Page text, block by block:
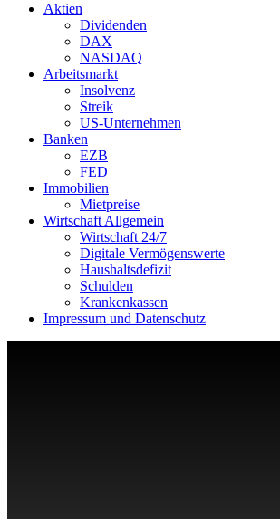
Aktien
Dividenden
DAX
NASDAQ
Arbeitsmarkt
Insolvenz
Streik
US-Unternehmen
Banken
EZB
FED
Immobilien
Mietpreise
Wirtschaft Allgemein
Wirtschaft 24/7
Digitale Vermögenswerte
Haushaltsdefizit
Schulden
Krankenkassen
Impressum und Datenschutz